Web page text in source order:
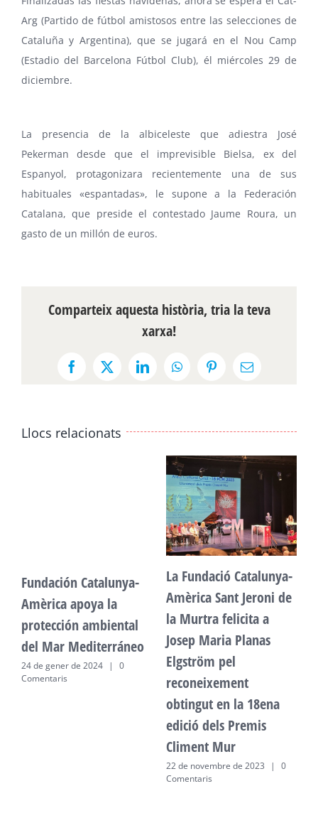
Arg (Partido de fútbol amistosos entre las selecciones de
Cataluña y Argentina), que se jugará en el Nou Camp
(Estadio del Barcelona Fútbol Club), él miércoles 29 de
diciembre.
La presencia de la albiceleste que adiestra José
Pekerman desde que el imprevisible Bielsa, ex del
Espanyol, protagonizara recientemente una de sus
habituales «espantadas», le supone a la Federación
Catalana, que preside el contestado Jaume Roura, un
gasto de un millón de euros.
Comparteix aquesta història, tria la teva
xarxa!
Facebook
X LinkedInWhatsAppPinterestEmail:
Llocs relacionats
Fundación Catalunya-
Amèrica apoya la
protección ambiental
del Mar Mediterráneo
24 de gener de 2024 |
0
Comentaris
La Fundació Catalunya-
Amèrica Sant Jeroni de
la Murtra felicita a
Josep Maria Planas
Elgström pel
reconeixement
obtingut en la 18ena
edició dels Premis
Climent Mur
22 de novembre de 2023 |
0
Comentaris